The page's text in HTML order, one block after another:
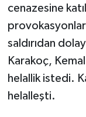
cenazesine
saldırıdan
Karakoç,
helallik istedi.
helalleşti.